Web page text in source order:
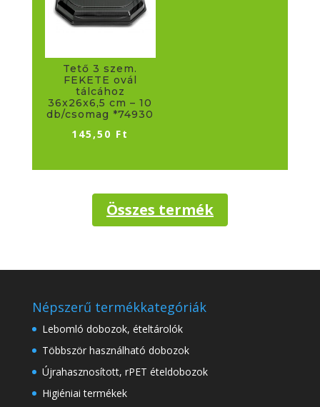
Tető 3 szem.
FEKETE ovál
tálcához
36x26x6,5 cm – 10
db/csomag *74930
145,50 Ft
Összes termék
Népszerű termékkategóriák
Lebomló dobozok, ételtárolók
Többször használható dobozok
Újrahasznosított, rPET ételdobozok
Higiéniai termékek